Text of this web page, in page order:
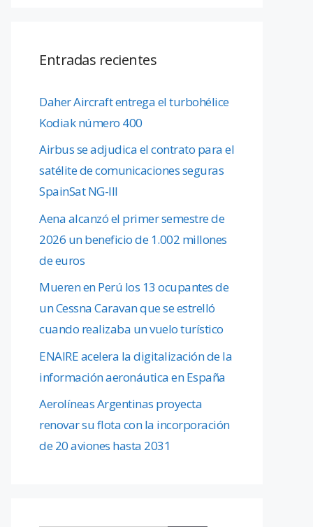
Entradas recientes
Daher Aircraft entrega el turbohélice
Kodiak número 400
Airbus se adjudica el contrato para el
satélite de comunicaciones seguras
SpainSat NG-III
Aena alcanzó el primer semestre de
2026 un beneficio de 1.002 millones
de euros
Mueren en Perú los 13 ocupantes de
un Cessna Caravan que se estrelló
cuando realizaba un vuelo turístico
ENAIRE acelera la digitalización de la
información aeronáutica en España
Aerolíneas Argentinas proyecta
renovar su flota con la incorporación
de 20 aviones hasta 2031